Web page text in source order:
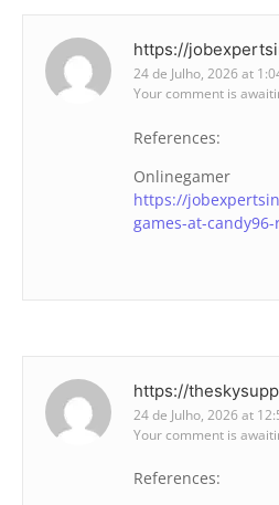
https://
24 de Julho, 2026 at
Your comment is
References:
Onlinegamer
https://
games-at-
https://
24 de Julho, 2026 at
Your comment is
References: